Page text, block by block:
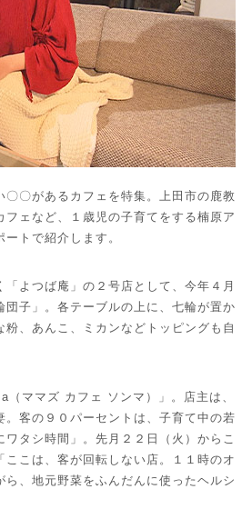
〇があるカフェを特集。上田市の鹿教
ェなど、１歳児の子育てをする楠原ア
トで紹介します。
よつば庵」の２号店として、今年４月
子」。各テーブルの上に、七輪が置か
、あんこ、ミカンなどトッピングも自
ママズ カフェ ソンマ）」。店主は、
客の９０パーセントは、子育て中の若
タシ時間」。先月２２日（火）からこ
こは、客が回転しない店。１１時のオ
、地元野菜をふんだんに使ったヘルシ